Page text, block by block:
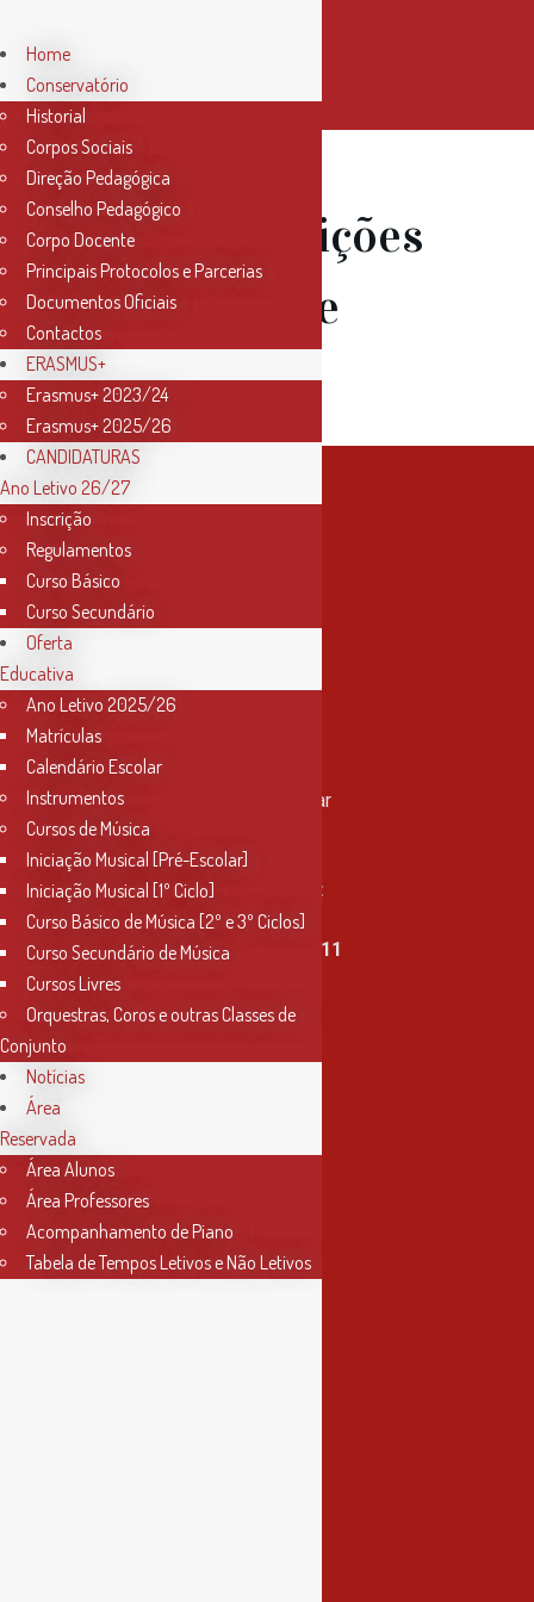
07 Abr
Audições
da Classe de
Flauta
Contactos
Rua Miguel Bombarda, nº 4, 1º andar
2000-080 Santarém
info@conservatoriosantarem.pt
T. (+351) 915 335 478 / 913 890 411
Horário Secretaria
2ª, 3ª, 5ª e 6ª feira
das 9h às 17h30
4ª feira
das 9h às 13h
Home
Conservatório
Historial
Corpos Sociais
Direção Pedagógica
Conselho Pedagógico
Corpo Docente
Principais Protocolos e Parcerias
Documentos Oficiais
Contactos
ERASMUS+
Erasmus+ 2023/24
Erasmus+ 2025/26
CANDIDATURAS
Ano Letivo 26/27
Inscrição
Regulamentos
Curso Básico
Curso Secundário
Oferta
Educativa
Ano Letivo 2025/26
Matrículas
Calendário Escolar
Instrumentos
Cursos de Música
Iniciação Musical [Pré-Escolar]
Iniciação Musical [1º Ciclo]
Curso Básico de Música [2º e 3º Ciclos]
Curso Secundário de Música
Cursos Livres
Orquestras, Coros e outras Classes de
Conjunto
Notícias
Área
Reservada
Área Alunos
Área Professores
Acompanhamento de Piano
Tabela de Tempos Letivos e Não Letivos